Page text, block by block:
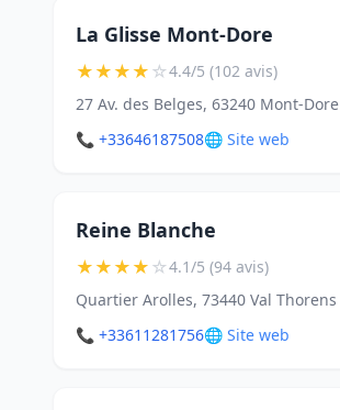
La Glisse Mont-Dore
★★★★☆4.4/5 (102 avis)
27 Av. des Belges, 63240 Mont-Dore
📞 +33646187508🌐 Site web
Reine Blanche
★★★★☆4.1/5 (94 avis)
Quartier Arolles, 73440 Val Thorens
📞 +33611281756🌐 Site web